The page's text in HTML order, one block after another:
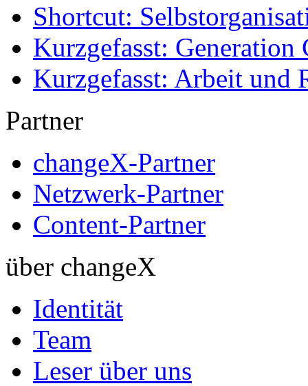
Shortcut:
Kurzgefasst: Generation
Kurzgefasst: Arbeit und
Partner
changeX-Partner
Netzwerk-Partner
Content-Partner
über changeX
Identität
Team
Leser über uns